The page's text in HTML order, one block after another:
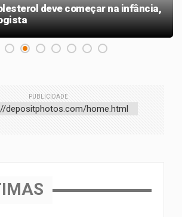
deve começar na infância,
PUBLICIDADE